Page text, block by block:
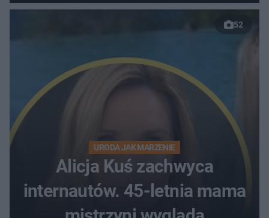
52
URODA JAK MARZENIE
Alicja Kuś zachwyca
internautów. 45-letnia mama